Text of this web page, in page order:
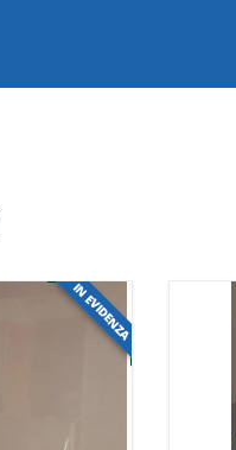
IN EVIDENZA